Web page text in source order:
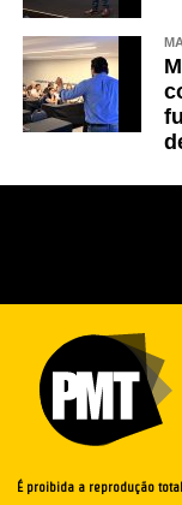
É proibida a reprodução